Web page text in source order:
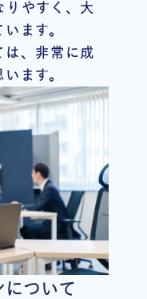
りやすく、大
ます。
は、非常に成
ます。
について